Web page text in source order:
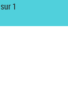
sur 1